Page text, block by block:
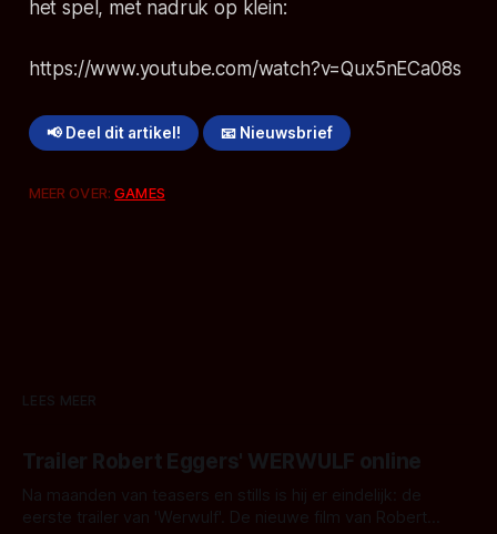
het spel, met nadruk op klein:
https://www.youtube.com/watch?v=Qux5nECa08s
📢 Deel dit artikel! 📧 Nieuwsbrief
MEER OVER:GAMES
LEES MEER
Trailer Robert Eggers' WERWULF online
Na maanden van teasers en stills is hij er eindelijk: de
eerste trailer van 'Werwulf'. De nieuwe film van Robert